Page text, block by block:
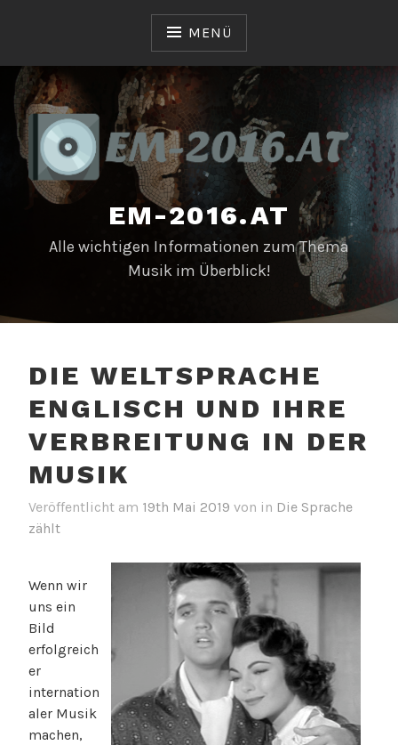
MENÜ
EM-2016.AT
Alle wichtigen Informationen zum Thema
Musik im Überblick!
DIE WELTSPRACHE
ENGLISCH UND IHRE
VERBREITUNG IN DER
MUSIK
Veröffentlicht am 19th Mai 2019 von in Die Sprache
zählt
Wenn wir
uns ein
Bild
erfolgreich
er
internation
aler Musik
machen,